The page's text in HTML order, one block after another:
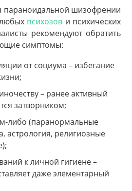
параноидальной шизофрении
психозов и психических
рекомендуют обратить
симптомы:
от социума – избегание
– ранее активный
затворником;
либо (паранормальные
астрология, религиозные
к личной гигиене –
даже элементарный